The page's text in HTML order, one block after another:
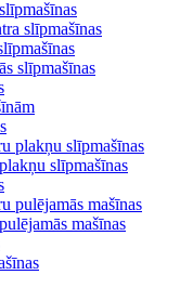
slīpmašīnas
slīpmašīnas
plakņu slīpmašīnas
slīpmašīnas
pulējamās mašīnas
mašīnas